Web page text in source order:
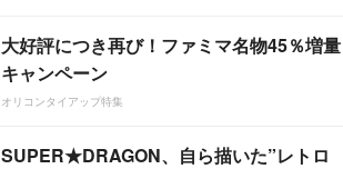
大好評につき再び！ファミマ名物45％増量
キャンペーン
オリコンタイアップ特集
SUPER★DRAGON、自ら描いた”レトロ